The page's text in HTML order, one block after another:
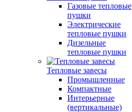
Газовые тепловые
пушки
Электрические
тепловые пушки
Дизельные
тепловые пушки
Тепловые завесы
Промышленные
Компактные
Интерьерные
(вертикальные)